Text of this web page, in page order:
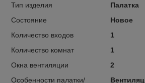
Тип изделия
Палатка
Состояние
Новое
Количество входов
1
Количество комнат
1
Окна вентиляции
2
Особенности палатки/